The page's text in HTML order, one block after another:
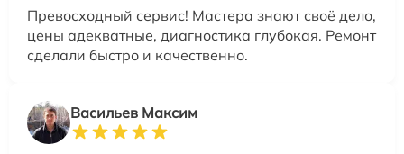
Превосходный сервис! Мастера знают своё дело,
цены адекватные, диагностика глубокая. Ремонт
сделали быстро и качественно.
Васильев Максим